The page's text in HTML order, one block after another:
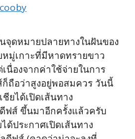
จุดหมายปลายทางในฝันของ
มู่เกาะที่มีหาดทรายขาว
นื่องจากค่าใช้จ่ายในการ
ถือว่าสูงอยู่พอสมควร วันนี้
ยได้เปิดเส้นทาง
ฟส์ ขึ้นมาอีกครั้งแล้วครับ
ด้ประกาศเปิดเส้นทาง